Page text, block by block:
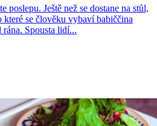
poslepu. Ještě než se dostane na stůl,
se člověku vybaví babiččina
Spousta lidí...